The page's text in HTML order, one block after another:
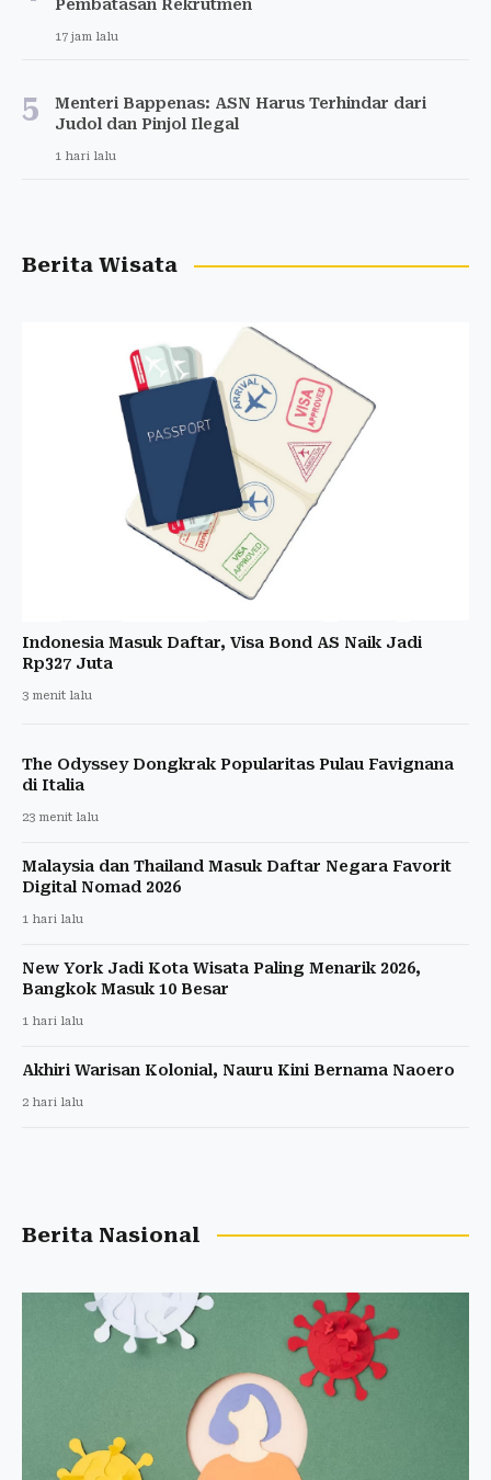
Pembatasan Rekrutmen
17 jam lalu
5
Menteri Bappenas: ASN Harus Terhindar dari
Judol dan Pinjol Ilegal
1 hari lalu
Berita Wisata
Indonesia Masuk Daftar, Visa Bond AS Naik Jadi
Rp327 Juta
3 menit lalu
The Odyssey Dongkrak Popularitas Pulau Favignana
di Italia
23 menit lalu
Malaysia dan Thailand Masuk Daftar Negara Favorit
Digital Nomad 2026
1 hari lalu
New York Jadi Kota Wisata Paling Menarik 2026,
Bangkok Masuk 10 Besar
1 hari lalu
Akhiri Warisan Kolonial, Nauru Kini Bernama Naoero
2 hari lalu
Berita Nasional